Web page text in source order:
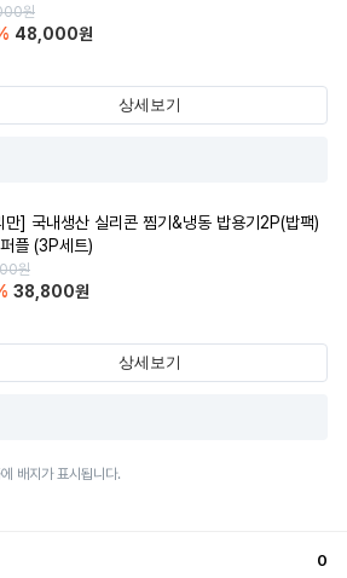
원
48,000원
상세보기
만] 국내생산 실리콘 찜기&냉동 밥용기2P(밥팩)
플 (3P세트)
원
38,800원
상세보기
배지가 표시됩니다.
0